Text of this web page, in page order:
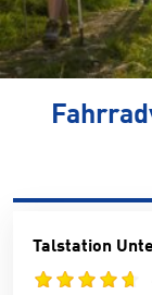
Talstation